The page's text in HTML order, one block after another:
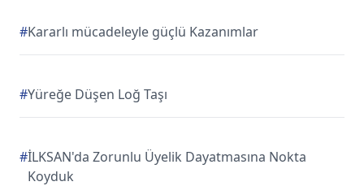
#Kararlı mücadeleyle güçlü Kazanımlar
#Yüreğe Düşen Loğ Taşı
#İLKSAN'da Zorunlu Üyelik Dayatmasına Nokta
Koyduk